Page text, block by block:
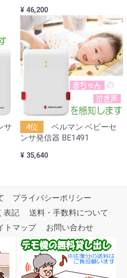
¥ 46,200
サ
4位
ベルマン ベビーセ
ンサ発信器 BE1491
¥ 35,640
プライバシーポリシー
表記
送料・手数料について
トマップ お問い合わせ